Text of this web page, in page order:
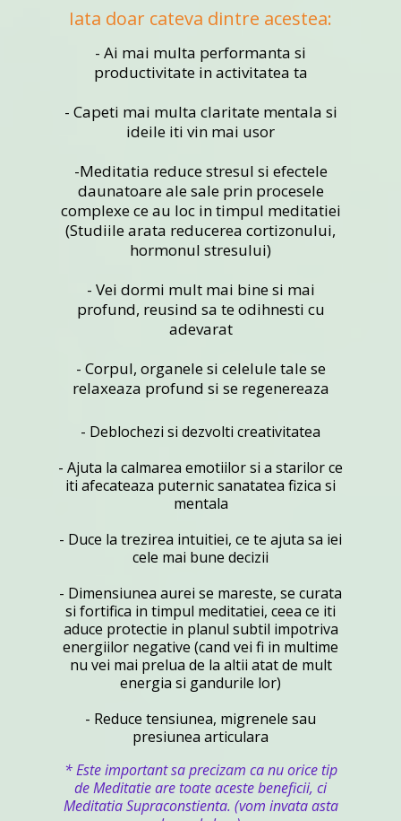
- Ai mai multa performanta si
productivitate in activitatea ta
- Capeti mai multa claritate mentala si
ideile iti vin mai usor
-Meditatia reduce stresul si efectele
daunatoare ale sale prin procesele
complexe ce au loc in timpul meditatiei
(Studiile arata reducerea cortizonului,
hormonul stresului)
- Vei dormi mult mai bine si mai
profund, reusind sa te odihnesti cu
adevarat
- Corpul, organele si celelule tale se
relaxeaza profund si se regenereaza
- Deblochezi si dezvolti creativitatea
- Ajuta la calmarea emotiilor si a starilor ce
iti afecateaza puternic sanatatea fizica si
mentala
- Duce la trezirea intuitiei, ce te ajuta sa iei
cele mai bune decizii
- Dimensiunea aurei se mareste, se curata
si fortifica in timpul meditatiei, ceea ce iti
aduce protectie in planul subtil impotriva
energiilor negative (cand vei fi in multime
nu vei mai prelua de la altii atat de mult
energia si gandurile lor)
- Reduce tensiunea, migrenele sau
presiunea articulara
Iata doar cateva dintre acestea:
* Este important sa precizam ca nu orice tip
de Meditatie are toate aceste beneficii, ci
Meditatia Supraconstienta. (vom invata asta